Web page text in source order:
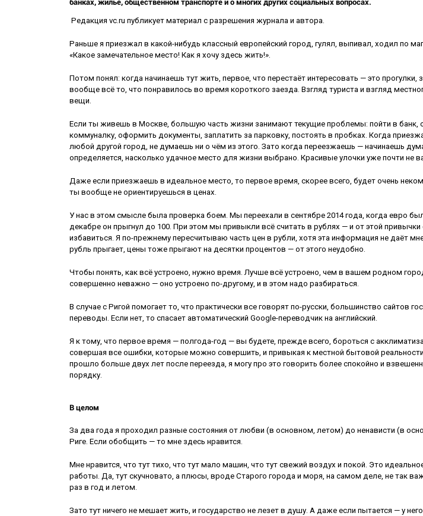
Редакция vc.ru публикует материал с разрешения журнала и автора.
Раньше я приезжал в какой-нибудь классный европейский город, гулял, выпивал, ходил по
«Какое замечательное место! Как я хочу здесь жить!».
Потом понял: когда начинаешь тут жить, первое, что перестаёт интересовать — это прогулки,
вообще всё то, что понравилось во время короткого заезда. Взгляд туриста и взгляд
вещи.
Если ты живешь в Москве, большую часть жизни занимают текущие проблемы: пойти в банк,
коммуналку, оформить документы, заплатить за парковку, постоять в пробках. Когда
любой другой город, не думаешь ни о чём из этого. Зато когда переезжаешь — начинаешь
определяется, насколько удачное место для жизни выбрано. Красивые улочки уже почти не
Даже если приезжаешь в идеальное место, то первое время, скорее всего, будет очень
ты вообще не ориентируешься в ценах.
У нас в этом смысле была проверка боем. Мы переехали в сентябре 2014 года, когда евро
декабре он прыгнул до 100. При этом мы привыкли всё считать в рублях — и от этой
избавиться. Я по-прежнему пересчитываю часть цен в рубли, хотя эта информация не даёт
рубль прыгает, цены тоже прыгают на десятки процентов — от этого неудобно.
Чтобы понять, как всё устроено, нужно время. Лучше всё устроено, чем в вашем родном
совершенно неважно — оно устроено по-другому, и в этом надо разбираться.
В случае с Ригой помогает то, что практически все говорят по-русски, большинство сайтов
переводы. Если нет, то спасает автоматический Google-переводчик на английский.
Я к тому, что первое время — полгода-год — вы будете, прежде всего, бороться с
совершая все ошибки, которые можно совершить, и привыкая к местной бытовой
прошло больше двух лет после переезда, я могу про это говорить более спокойно и
порядку.
В целом
За два года я проходил разные состояния от любви (в основном, летом) до ненависти (в
Риге. Если обобщить — то мне здесь нравится.
Мне нравится, что тут тихо, что тут мало машин, что тут свежий воздух и покой. Это
работы. Да, тут скучновато, а плюсы, вроде Старого города и моря, на самом деле, не так
раз в год и летом.
Зато тут ничего не мешает жить, и государство не лезет в душу. А даже если пытается — у